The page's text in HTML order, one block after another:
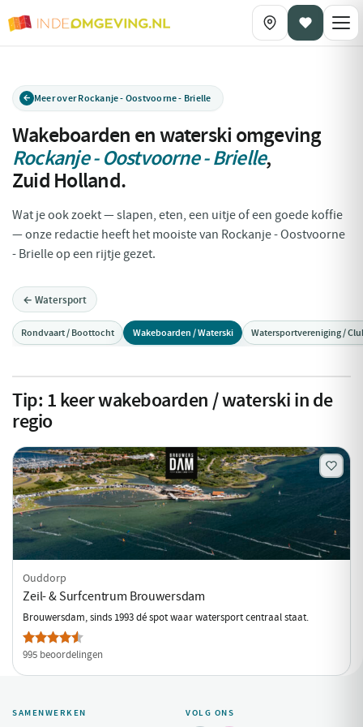
Meer over Rockanje - Oostvoorne - Brielle
Wakeboarden en waterski omgeving
Rockanje - Oostvoorne - Brielle,
Zuid Holland.
Wat je ook zoekt — slapen, eten, een uitje of een goede koffie
— onze redactie heeft het mooiste van Rockanje - Oostvoorne
- Brielle op een rijtje gezet.
← Watersport
Rondvaart / Boottocht Wakeboarden / Waterski Watersportvereniging /
Tip: 1keer wakeboarden / waterski in de
regio
Ouddorp
Zeil- & Surfcentrum Brouwersdam
Brouwersdam, sinds 1993 dé spot waar watersport centraal staat.
995 beoordelingen
SAMENWERKEN VOLG ONS